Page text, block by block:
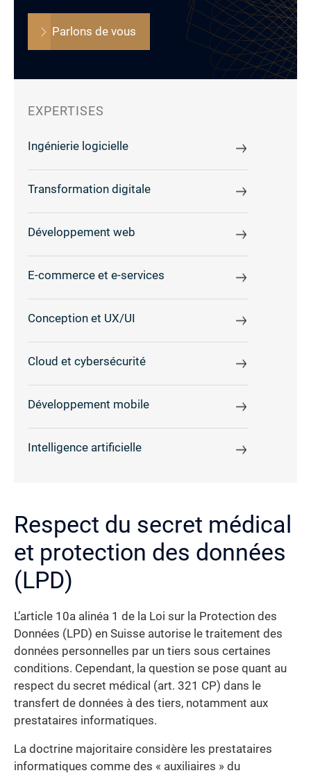
Parlons de vous
EXPERTISES
Ingénierie logicielle
Transformation digitale
Développement web
E-commerce et e-services
Conception et UX/UI
Cloud et cybersécurité
Développement mobile
Intelligence artificielle
Respect du secret médical
et protection des données
(LPD)
L’article 10a alinéa 1 de la Loi sur la Protection des
Données (LPD) en Suisse autorise le traitement des
données personnelles par un tiers sous certaines
conditions. Cependant, la question se pose quant au
respect du secret médical (art. 321 CP) dans le
transfert de données à des tiers, notamment aux
prestataires informatiques.
La doctrine majoritaire considère les prestataires
informatiques comme des « auxiliaires » du